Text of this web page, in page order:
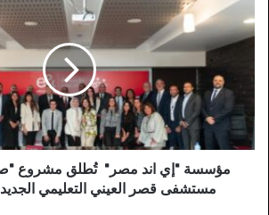
مؤسسة "إي اند مصر" تُطلق مشروع
مستشفى قصر العيني التعليمي